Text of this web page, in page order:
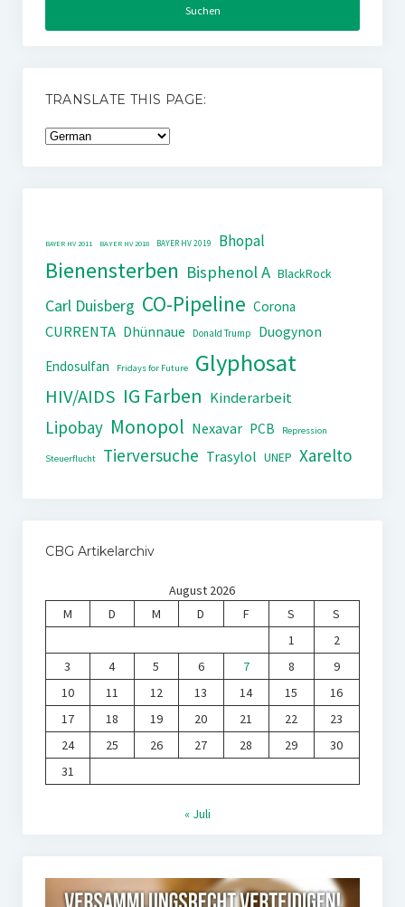
TRANSLATE THIS PAGE:
BAYER HV 2011 BAYER HV 2018 BAYER HV 2019 Bhopal
Bienensterben Bisphenol A BlackRock
Carl Duisberg CO-Pipeline Corona
CURRENTA Dhünnaue Donald Trump
Duogynon
Endosulfan
Fridays for Future Glyphosat
HIV/AIDS IG Farben Kinderarbeit
Lipobay Monopol Nexavar PCB Repression
Steuerflucht Tierversuche Trasylol UNEP Xarelto
CBG Artikelarchiv
August 2026
M
D M D F S
S
1
2
3
4 5 6 7 8
9
10
11 12 13 14 15
16
17
18 19 20 21 22
23
24
25 26 27 28 29
30
31
« Juli